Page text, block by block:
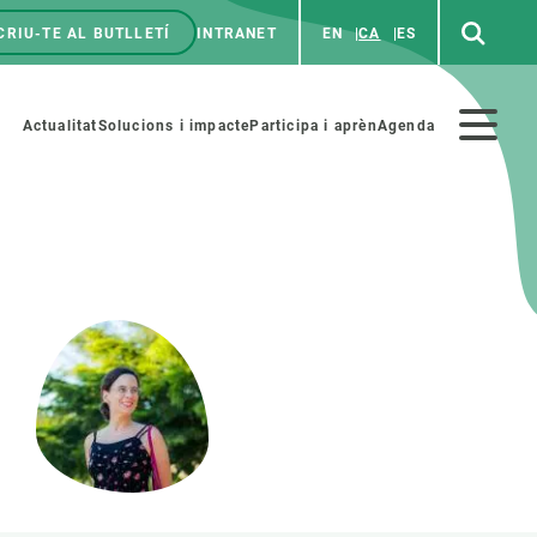
TE AL BUTLLETÍ INTRANET EN CA ES
Menú
ActualitatSolucions i impacteParticipa i aprènAgenda
PARTICIPA
Ciència i art
Fes ciència amb nosaltres
Materials educatius
Agenda
Actualitat